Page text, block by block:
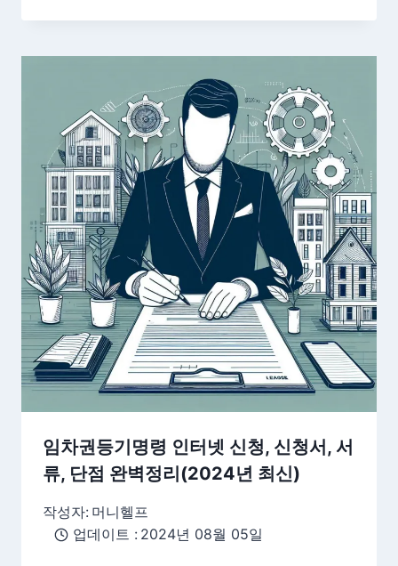
임차권등기명령 인터넷 신청, 신청서, 서
류, 단점 완벽정리(2024년 최신)
작성자: 머니헬프
업데이트 : 2024년 08월 05일